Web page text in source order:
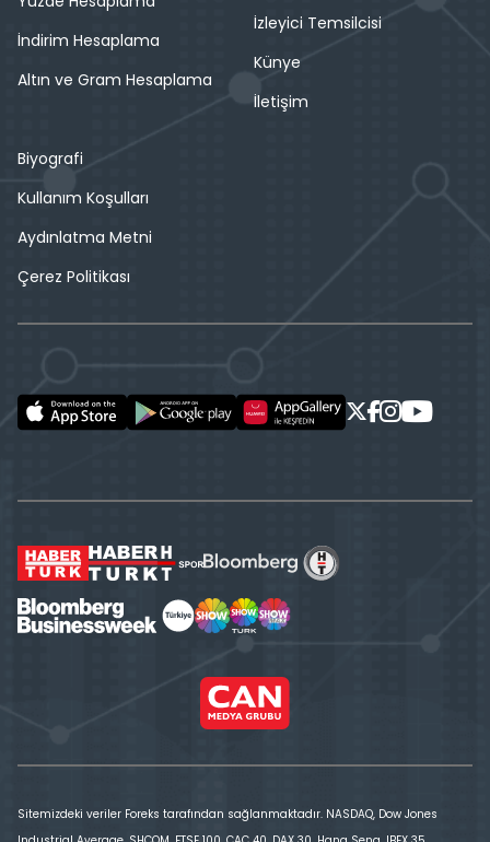
İndirim Hesaplama
Altın ve Gram Hesaplama
İzleyici Temsilcisi
Künye
İletişim
Biyografi
Kullanım Koşulları
Aydınlatma Metni
Çerez Politikası
Sitemizdeki veriler Foreks tarafından sağlanmaktadır. NASDAQ, Dow Jones